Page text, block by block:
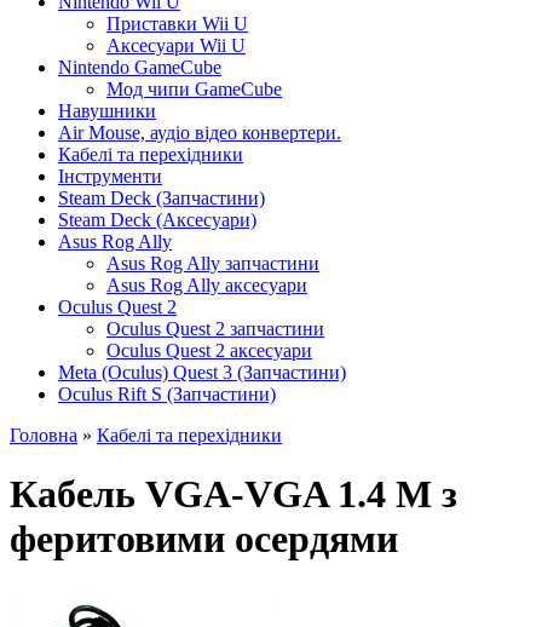
Приставки Wii U
Аксесуари Wii U
Nintendo GameCube
Мод чипи GameCube
Навушники
Air Mouse, аудіо відео конвертери.
Кабелі та перехідники
Інструменти
Steam Deck (Запчастини)
Steam Deck (Аксесуари)
Asus Rog Ally
Asus Rog Ally запчастини
Asus Rog Ally аксесуари
Oculus Quest 2
Oculus Quest 2 запчастини
Oculus Quest 2 аксесуари
Meta (Oculus) Quest 3 (Запчастини)
Oculus Rift S (Запчастини)
Головна » Кабелі та перехідники
Кабель VGA-VGA 1.4 М з
феритовими осердями